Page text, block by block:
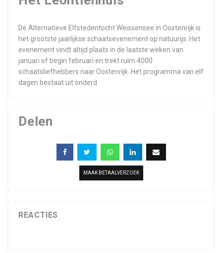
De Alternatieve Elfstedentocht Weissensee in Oostenrijk is
het grootste jaarlijkse schaatsevenement op natuurijs. Het
evenement vindt altijd plaats in de laatste weken van
januari of begin februari en trekt ruim 4000
schaatsliefhebbers naar Oostenrijk. Het programma van elf
dagen bestaat uit onderd
Delen
MAAK BETAALVERZOEK
REACTIES